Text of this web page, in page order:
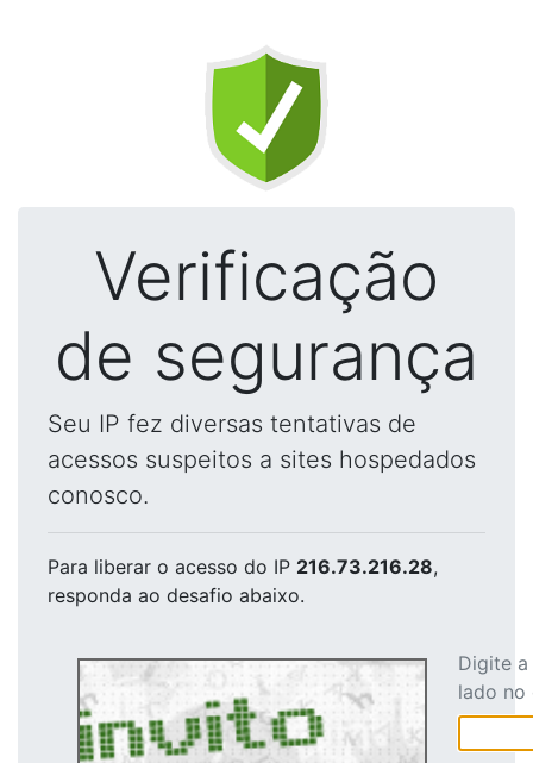
Verificação
de segurança
Seu IP fez diversas tentativas de
acessos suspeitos a sites hospedados
conosco.
Para liberar o acesso do IP 216.73.216.28,
responda ao desafio abaixo.
Digite
lado no